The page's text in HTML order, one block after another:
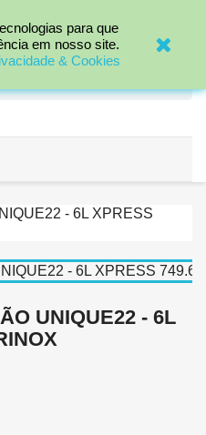
UNIQUE22 - 6L
para que
em nosso site.
& Cookies